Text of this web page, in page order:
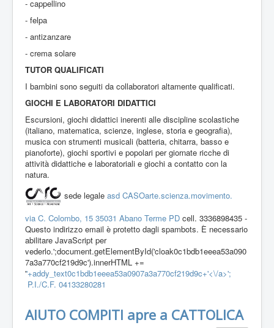
- cappellino
- felpa
- antizanzare
- crema solare
TUTOR QUALIFICATI
I bambini sono seguiti da collaboratori altamente qualificati.
GIOCHI E LABORATORI DIDATTICI
Escursioni, giochi didattici inerenti alle discipline scolastiche
(italiano, matematica, scienze, inglese, storia e geografia),
musica con strumenti musicali (batteria, chitarra, basso e
pianoforte), giochi sportivi e popolari per giornate ricche di
attività didattiche e laboratoriali e giochi a contatto con la
natura.
sede legale asd CASOarte.scienza.movimento.
via C. Colombo, 15 35031 Abano Terme PD cell. 3336898435 -
Questo indirizzo email è protetto dagli spambots. È necessario
abilitare JavaScript per
vederlo.';document.getElementById('cloak0c1bdb1eeea53a090
7a3a770cf219d9c').innerHTML +=
''+addy_text0c1bdb1eeea53a0907a3a770cf219d9c+'<\/a>';
P.I./C.F. 04133280281
AIUTO COMPITI apre a CATTOLICA